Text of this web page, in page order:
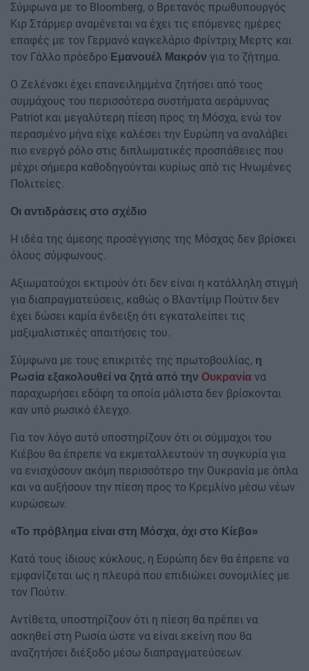
Σύμφωνα με το Bloomberg, ο Βρετανός πρωθυπουργός
Κιρ Στάρμερ αναμένεται να έχει τις επόμενες ημέρες
επαφές με τον Γερμανό καγκελάριο Φρίντριχ Μερτς και
τον Γάλλο πρόεδρο Εμανουέλ Μακρόν για το ζήτημα.
Ο Ζελένσκι έχει επανειλημμένα ζητήσει από τους
συμμάχους του περισσότερα συστήματα αεράμυνας
Patriot και μεγαλύτερη πίεση προς τη Μόσχα, ενώ τον
περασμένο μήνα είχε καλέσει την Ευρώπη να αναλάβει
πιο ενεργό ρόλο στις διπλωματικές προσπάθειες που
μέχρι σήμερα καθοδηγούνται κυρίως από τις Ηνωμένες
Πολιτείες.
Οι αντιδράσεις στο σχέδιο
Η ιδέα της άμεσης προσέγγισης της Μόσχας δεν βρίσκει
όλους σύμφωνους.
Αξιωματούχοι εκτιμούν ότι δεν είναι η κατάλληλη στιγμή
για διαπραγματεύσεις, καθώς ο Βλαντίμιρ Πούτιν δεν
έχει δώσει καμία ένδειξη ότι εγκαταλείπει τις
μαξιμαλιστικές απαιτήσεις του.
Σύμφωνα με τους επικριτές της πρωτοβουλίας, η
Ρωσία εξακολουθεί να ζητά από την Ουκρανία να
παραχωρήσει εδάφη τα οποία μάλιστα δεν βρίσκονται
καν υπό ρωσικό έλεγχο.
Για τον λόγο αυτό υποστηρίζουν ότι οι σύμμαχοι του
Κιέβου θα έπρεπε να εκμεταλλευτούν τη συγκυρία για
να ενισχύσουν ακόμη περισσότερο την Ουκρανία με όπλα
και να αυξήσουν την πίεση προς το Κρεμλίνο μέσω νέων
κυρώσεων.
«Το πρόβλημα είναι στη Μόσχα, όχι στο Κίεβο»
Κατά τους ίδιους κύκλους, η Ευρώπη δεν θα έπρεπε να
εμφανίζεται ως η πλευρά που επιδιώκει συνομιλίες με
τον Πούτιν.
Αντίθετα, υποστηρίζουν ότι η πίεση θα πρέπει να
ασκηθεί στη Ρωσία ώστε να είναι εκείνη που θα
αναζητήσει διέξοδο μέσω διαπραγματεύσεων.